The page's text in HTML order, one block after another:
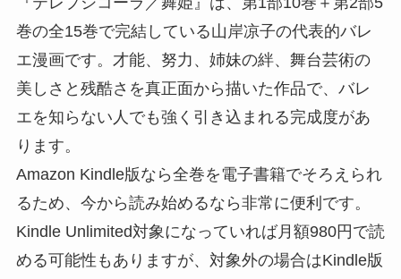
巻の全15巻で完結している山岸凉子の代表的バレ
エ漫画です。才能、努力、姉妹の絆、舞台芸術の
美しさと残酷さを真正面から描いた作品で、バレ
エを知らない人でも強く引き込まれる完成度があ
ります。
Amazon Kindle版なら全巻を電子書籍でそろえられ
るため、今から読み始めるなら非常に便利です。
Kindle Unlimited対象になっていれば月額980円で読
める可能性もありますが、対象外の場合はKindle版